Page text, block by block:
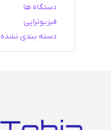
دستگاه ها
فیزیوتراپی
دسته بندی نشده